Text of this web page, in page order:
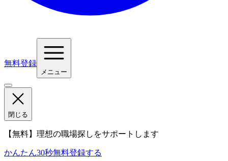
無料登録
メニュー
閉じる
【無料】理想の職場探しをサポートします
かんたん30秒無料登録する